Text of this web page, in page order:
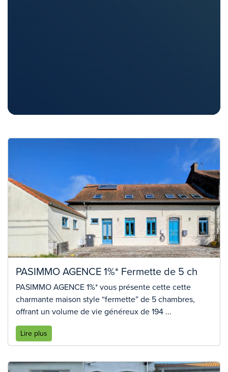
PASIMMO AGENCE 1%* Fermette de 5 ch
PASIMMO AGENCE 1%* vous présente cette cette
charmante maison style “fermette” de 5 chambres,
offrant un volume de vie généreux de 194 ...
Lire plus